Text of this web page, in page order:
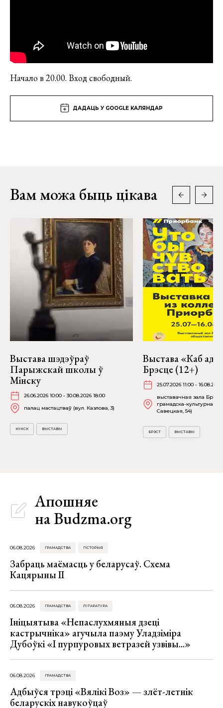
Начало в 20.00. Вход свободный.
ДАДАЦЬ У GOOGLE КАЛЯНДАР
Вам можа быць цікава
Выстава шэдэўраў
Парыжскай школы ў
Мінску
26.06.2026 10:00 - 30.08.2026 18:00
палац мастацтваў (вул. Казлова, 3)
МІНСК ВЫСТАВЫ
Выстава «Каб
Брэсце (12+)
25.07.2026 11:00 -
выставачная зала
грамадска-культурнага
Савецкая, 54)
БРЭСТ ВЫСТАВЫ
Апошняе
на Budzma.org
06.08.2026 ГРАМАДСТВА ГІСТОРЫЯ
Забраць маёмасць у беларусаў. Схема
Кацярыны ІІ
06.08.2026 ГРАМАДСТВА ЛІТАРАТУРА
Ініцыятыва «Непаслухмяныя дзеці
кастрычніка» агучыла паэму Уладзіміра
Дубоўкі «І пурпуровых ветразей узвівы...»
06.08.2026 ГРАМАДСТВА
Адбыўся трэці «Вялікі Воз» — злёт-летнік
беларускіх навукоўцаў